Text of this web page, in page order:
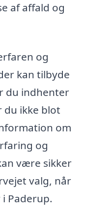
af affald og
og
kan tilbyde
du indhenter
du ikke blot
om
og
være sikker
valg, når
Paderup.